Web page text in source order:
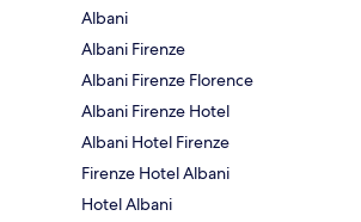
Albani
Albani Firenze
Albani Firenze Florence
Albani Firenze Hotel
Albani Hotel Firenze
Firenze Hotel Albani
Hotel Albani